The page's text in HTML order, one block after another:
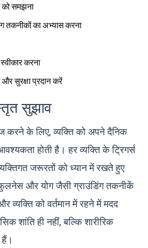
को समझना
तकनीकों का अभ्यास करना
करना
और सुरक्षा प्रदान करें
सुझाव
करने के लिए, व्यक्ति को अपने दैनिक
होती है। हर व्यक्ति के ट्रिगर्स
जरूरतों को ध्यान में रखते हुए
और योग जैसी ग्राउंडिंग तकनीकें
व्यक्ति को वर्तमान में रहने में मदद
शांति ही नहीं, बल्कि शारीरिक